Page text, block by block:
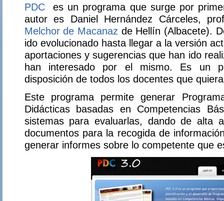
PDCes un programa que surge por
autor es Daniel Hernández Cárceles,
Melchor de Macanaz de Hellín (Albacete).
ido evolucionado hasta llegar a la versión
aportaciones y sugerencias que han ido
han interesado por el mismo. Es un
disposición de todos los docentes que
Este programa permite generar
Didácticas basadas en Competencias
sistemas para evaluarlas, dando de alta
documentos para la recogida de
generar informes sobre lo competente que